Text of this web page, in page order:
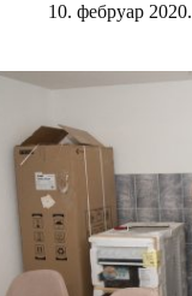
10. фебруар 2020.